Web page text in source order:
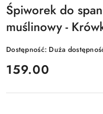
Śpiworek do
muślinowy -
Dostępność: Duża
cena:
159.00